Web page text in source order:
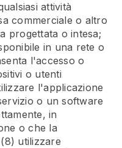
attività
commerciale o altro
progettata o intesa;
in una rete o
l'accesso o
o utenti
l'applicazione
o un software
in
o che la
utilizzare